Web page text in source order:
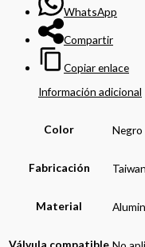
WhatsApp
Compartir
Copiar enlace
Información adicional
Color Negro
Fabricación Taiwan
Material
Válvula compatible